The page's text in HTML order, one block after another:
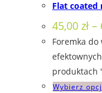
Flat coated
45,00 zł –
Foremka
produktach
Wybierz